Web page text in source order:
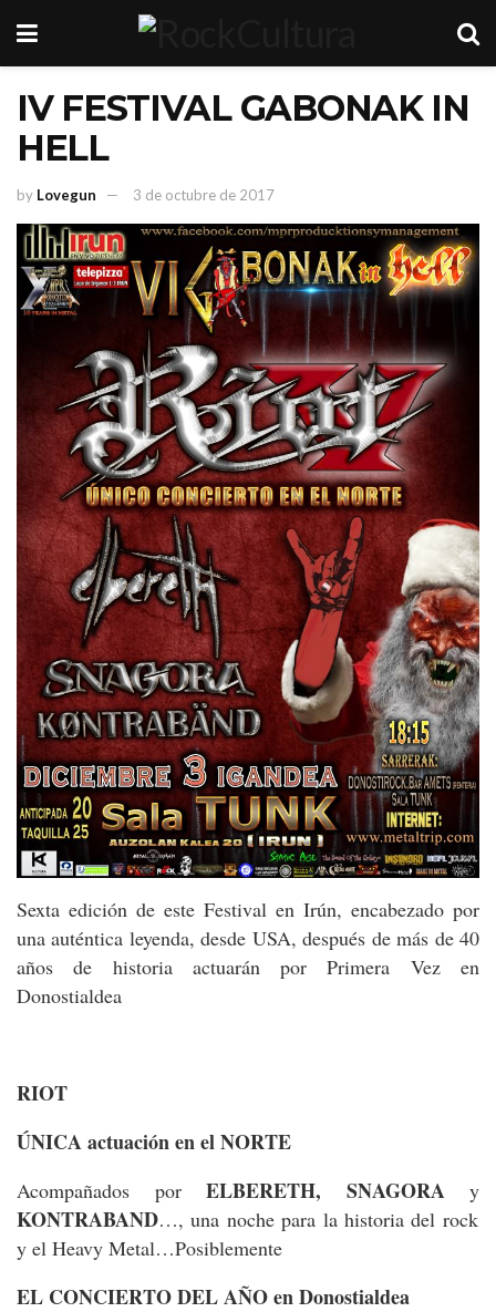
IV FESTIVAL GABONAK IN
HELL
by Lovegun 3 de octubre de 2017
Sexta edición de este Festival en Irún, encabezado por
una auténtica leyenda, desde USA, después de más de 40
años de historia actuarán por Primera Vez en
Donostialdea
RIOT
ÚNICA actuación en el NORTE
Acompañados por ELBERETH, SNAGORA y
KONTRABAND…, una noche para la historia del rock
y el Heavy Metal…Posiblemente
EL CONCIERTO DEL AÑO en Donostialdea